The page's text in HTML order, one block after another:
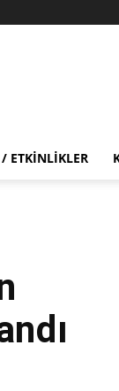
ETKINLIKLER